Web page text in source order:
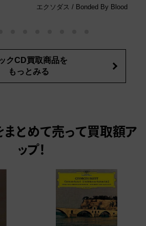
エクソダス / Bonded By Blood
クCD買取商品を
もっとみる
とめて売って 買取額ア
ップ！